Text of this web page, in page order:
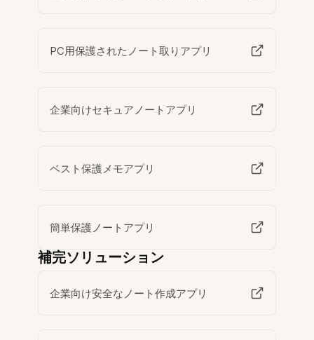
PC用保護されたノート取りアプリ
企業向けセキュアノートアプリ
ベスト保護メモアプリ
簡単保護ノートアプリ
補完ソリューション
企業向け安全なノート作成アプリ